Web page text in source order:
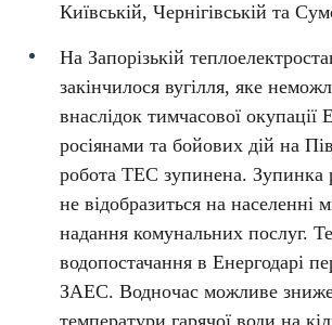
Київській, Чернігівській та
На Запорізькій
закінчилося вугілля, яке
внаслідок тимчасової окупації
росіянами та бойових дій на
робота ТЕС зупинена. Зупинка
не відобразиться на населенні
надання комунальних послуг.
водопостачання в Енергодарі
ЗАЕС. Водночас можливе
температури гарячої води на